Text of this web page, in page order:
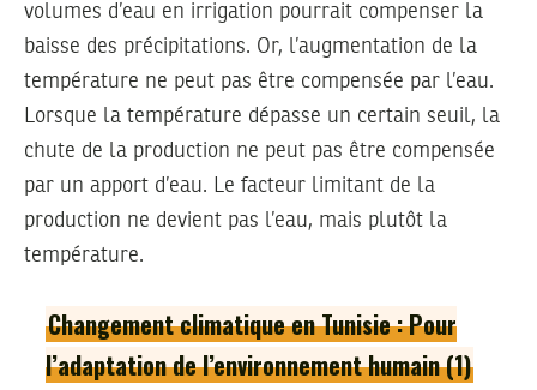
volumes d’eau en irrigation pourrait compenser la
baisse des précipitations. Or, l’augmentation de la
température ne peut pas être compensée par l’eau.
Lorsque la température dépasse un certain seuil, la
chute de la production ne peut pas être compensée
par un apport d’eau. Le facteur limitant de la
production ne devient pas l’eau, mais plutôt la
température.
Changement climatique en Tunisie : Pour
l’adaptation de l’environnement humain (1)